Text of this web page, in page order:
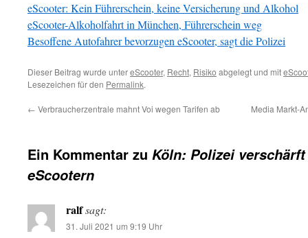
eScooter: Kein Führerschein, keine Versicherung und Alkohol
eScooter-Alkoholfahrt in München, Führerschein weg
Besoffene Autofahrer bevorzugen eScooter, sagt die Polizei
Dieser Beitrag wurde untereScooter, Recht, Risiko abgelegt und mit
Lesezeichen für den Permalink.
← Verbraucherzentrale mahnt Voi wegen Tarifen ab Media Markt-
Ein Kommentar zu Köln: Polizei
eScootern
ralfsagt:
31. Juli 2021 um 9:19 Uhr